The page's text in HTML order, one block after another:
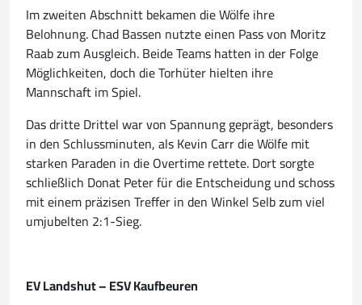
Im zweiten Abschnitt bekamen die Wölfe ihre
Belohnung. Chad Bassen nutzte einen Pass von Moritz
Raab zum Ausgleich. Beide Teams hatten in der Folge
Möglichkeiten, doch die Torhüter hielten ihre
Mannschaft im Spiel.
Das dritte Drittel war von Spannung geprägt, besonders
in den Schlussminuten, als Kevin Carr die Wölfe mit
starken Paraden in die Overtime rettete. Dort sorgte
schließlich Donat Peter für die Entscheidung und schoss
mit einem präzisen Treffer in den Winkel Selb zum viel
umjubelten 2:1-Sieg.
EV Landshut – ESV Kaufbeuren